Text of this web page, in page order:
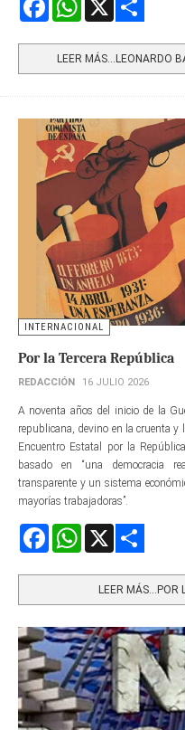
LEER MÁS…LEONARDO
INTERNACIONAL
Por la Tercera República
REDACCIÓN 16 JULIO 2026
A noventa años del inicio de la
republicana, devino en la cruenta
Encuentro Estatal por la
basado en “una democracia
transparente y un sistema
mayorías trabajadoras”.
FacebookWhatsApp
LEER MÁS…POR